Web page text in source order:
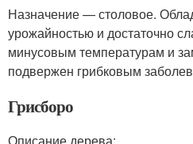
Назначение — столовое.
урожайностью и достаточно
минусовым температурам и
подвержен грибковым
Грисборо
Описание дерева: